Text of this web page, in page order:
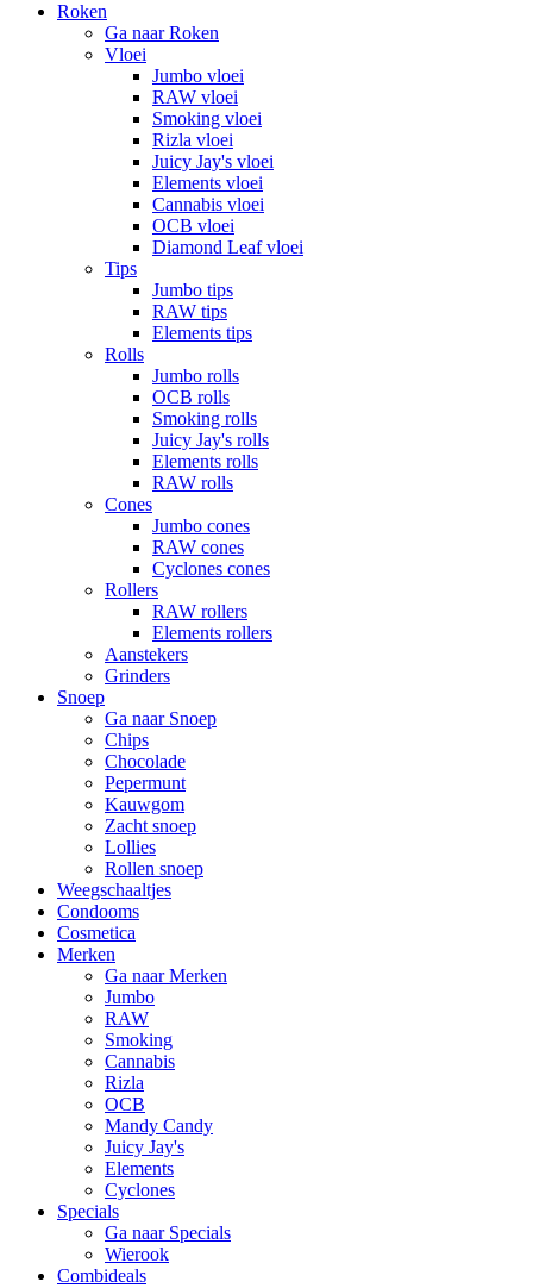
Roken
Ga naar Roken
Vloei
Jumbo vloei
RAW vloei
Smoking vloei
Rizla vloei
Juicy Jay's vloei
Elements vloei
Cannabis vloei
OCB vloei
Diamond Leaf vloei
Tips
Jumbo tips
RAW tips
Elements tips
Rolls
Jumbo rolls
OCB rolls
Smoking rolls
Juicy Jay's rolls
Elements rolls
RAW rolls
Cones
Jumbo cones
RAW cones
Cyclones cones
Rollers
RAW rollers
Elements rollers
Aanstekers
Grinders
Snoep
Ga naar Snoep
Chips
Chocolade
Pepermunt
Kauwgom
Zacht snoep
Lollies
Rollen snoep
Weegschaaltjes
Condooms
Cosmetica
Merken
Ga naar Merken
Jumbo
RAW
Smoking
Cannabis
Rizla
OCB
Mandy Candy
Juicy Jay's
Elements
Cyclones
Specials
Ga naar Specials
Wierook
Combideals